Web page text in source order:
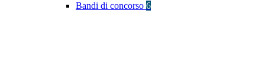
Bandi di concorso 6